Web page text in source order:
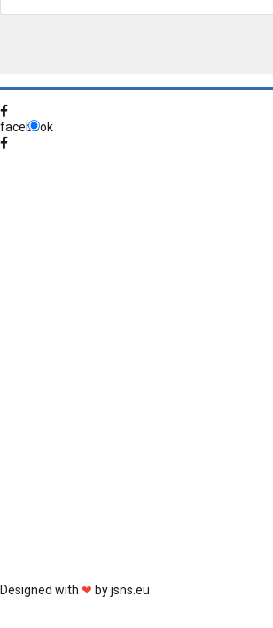
facebook
Designed with ❤ byjsns.eu